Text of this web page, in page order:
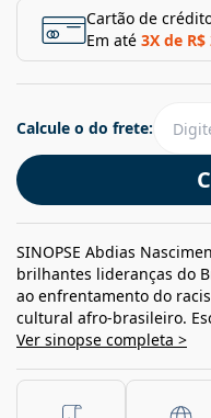
Cartão de
Em até 3X de R$
Calcule o do frete:
SINOPSE Abdias
brilhantes lideranças do
ao enfrentamento do
cultural afro-brasileiro.
Ver sinopse completa >